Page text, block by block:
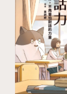
作者：鄒敦怜
龍傳文創顧
曾當過三十年
永遠在探索
讀過師專、